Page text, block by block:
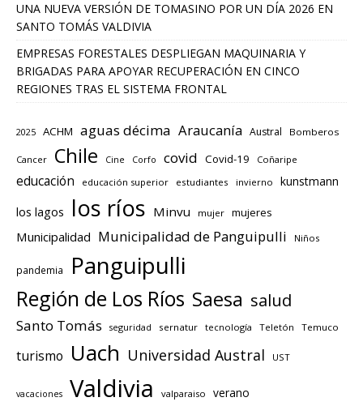
UNA NUEVA VERSIÓN DE TOMASINO POR UN DÍA 2026 EN
SANTO TOMÁS VALDIVIA
EMPRESAS FORESTALES DESPLIEGAN MAQUINARIA Y
BRIGADAS PARA APOYAR RECUPERACIÓN EN CINCO
REGIONES TRAS EL SISTEMA FRONTAL
2025 ACHM aguas décima Araucanía Austral Bomberos
Cancer Chile Cine Corfo covid Covid-19 Coñaripe
educación educación superior estudiantes invierno kunstmann
los lagos los ríos Minvu mujer mujeres
Municipalidad Municipalidad de Panguipulli Niños
pandemia Panguipulli
Región de Los Ríos Saesa salud
Santo Tomás seguridad sernatur tecnología Teletón Temuco
turismo Uach Universidad Austral UST
vacaciones Valdivia valparaiso verano